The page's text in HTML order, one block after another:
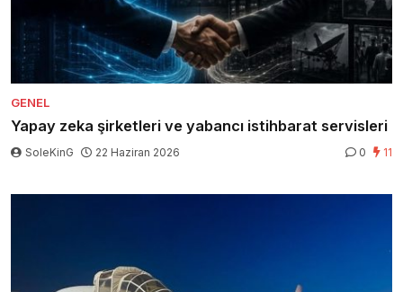
GENEL
Yapay zeka şirketleri ve yabancı istihbarat servisleri
SoleKinG 22 Haziran 2026 0 11